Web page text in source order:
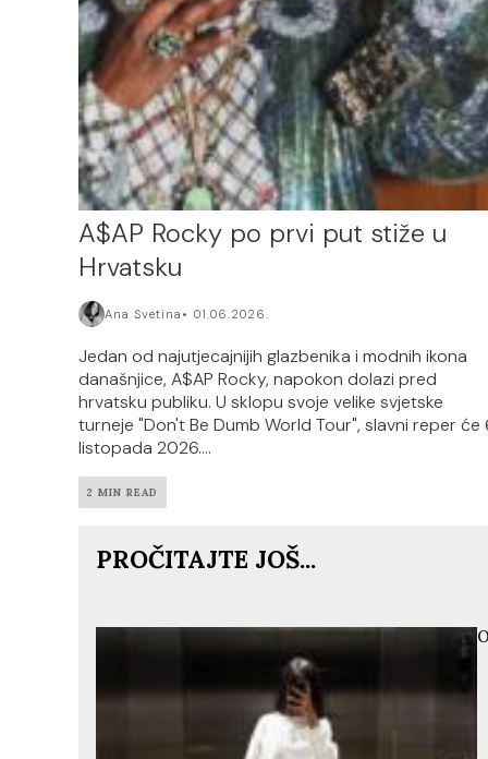
A$AP Rocky po prvi put stiže u
Hrvatsku
Ana Svetina 01.06.2026.
Jedan od najutjecajnijih glazbenika i modnih ikona
današnjice, A$AP Rocky, napokon dolazi pred
hrvatsku publiku. U sklopu svoje velike svjetske
turneje "Don't Be Dumb World Tour", slavni reper će
listopada 2026....
2 MIN READ
PROČITAJTE JOŠ...